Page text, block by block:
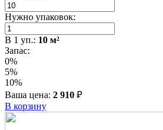
Нужно упаковок:
В 1 уп.: 10 м²
Запас:
0%
5%
10%
Ваша цена: 2 910 ₽
В корзину